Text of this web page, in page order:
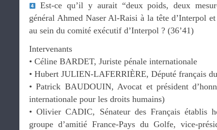
Est-ce qu’il y aurait “deux poids, deux
général Ahmed Naser Al-Raisi à la tête d’Interpol
au sein du comité exécutif d’Interpol ? (36’41)
Intervenants
• Céline BARDET, Juriste pénale internationale
• Hubert JULIEN-LAFERRIÈRE, Député français
• Patrick BAUDOUIN, Avocat et président
internationale pour les droits humains)
• Olivier CADIC, Sénateur des Français établis
groupe d’amitié France-Pays du Golfe, vice-